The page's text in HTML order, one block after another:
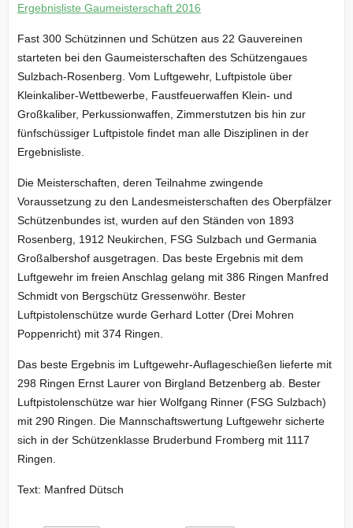
Ergebnisliste Gaumeisterschaft 2016
Fast 300 Schützinnen und Schützen aus 22 Gauvereinen
starteten bei den Gaumeisterschaften des Schützengaues
Sulzbach-Rosenberg. Vom Luftgewehr, Luftpistole über
Kleinkaliber-Wettbewerbe, Faustfeuerwaffen Klein- und
Großkaliber, Perkussionwaffen, Zimmerstutzen bis hin zur
fünfschüssiger Luftpistole findet man alle Disziplinen in der
Ergebnisliste.
Die Meisterschaften, deren Teilnahme zwingende
Voraussetzung zu den Landesmeisterschaften des Oberpfälzer
Schützenbundes ist, wurden auf den Ständen von 1893
Rosenberg, 1912 Neukirchen, FSG Sulzbach und Germania
Großalbershof ausgetragen. Das beste Ergebnis mit dem
Luftgewehr im freien Anschlag gelang mit 386 Ringen Manfred
Schmidt von Bergschütz Gressenwöhr. Bester
Luftpistolenschütze wurde Gerhard Lotter (Drei Mohren
Poppenricht) mit 374 Ringen.
Das beste Ergebnis im Luftgewehr-Auflageschießen lieferte mit
298 Ringen Ernst Laurer von Birgland Betzenberg ab. Bester
Luftpistolenschütze war hier Wolfgang Rinner (FSG Sulzbach)
mit 290 Ringen. Die Mannschaftswertung Luftgewehr sicherte
sich in der Schützenklasse Bruderbund Fromberg mit 1117
Ringen.
Text: Manfred Dütsch